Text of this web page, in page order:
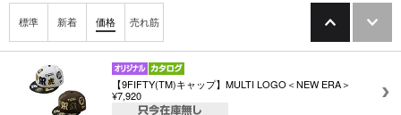
標準 新着 価格 売れ筋
【9FIFTY(TM)キャップ】MULTI LOGO＜NEW ERA＞
¥7,920